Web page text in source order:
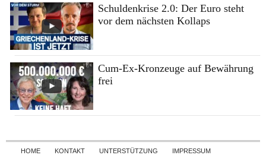
Schuldenkrise 2.0: Der Euro steht
vor dem nächsten Kollaps
Cum-Ex-Kronzeuge auf Bewährung
frei
Skip to content
HOME KONTAKT UNTERSTÜTZUNG IMPRESSUM